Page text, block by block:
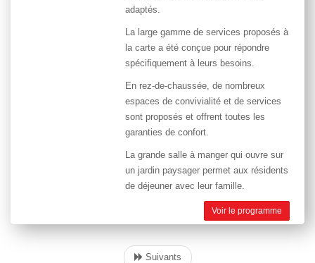
adaptés.
La large gamme de services proposés à
la carte a été conçue pour répondre
spécifiquement à leurs besoins.
En rez-de-chaussée, de nombreux
espaces de convivialité et de services
sont proposés et offrent toutes les
garanties de confort.
La grande salle à manger qui ouvre sur
un jardin paysager permet aux résidents
de déjeuner avec leur famille.
Voir le programme
Suivants